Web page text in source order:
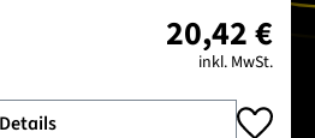
20,42 €
inkl. MwSt.
Details